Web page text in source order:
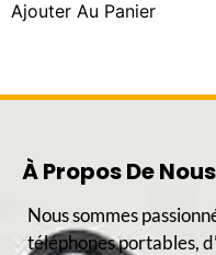
Ajouter Au Panier
À Propos De Nous
Nous sommes
téléphones portables,